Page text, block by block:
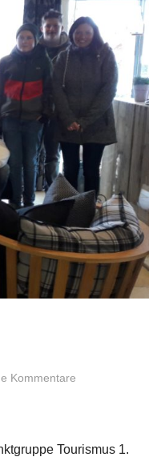
Kommentare
Tourismus 1.